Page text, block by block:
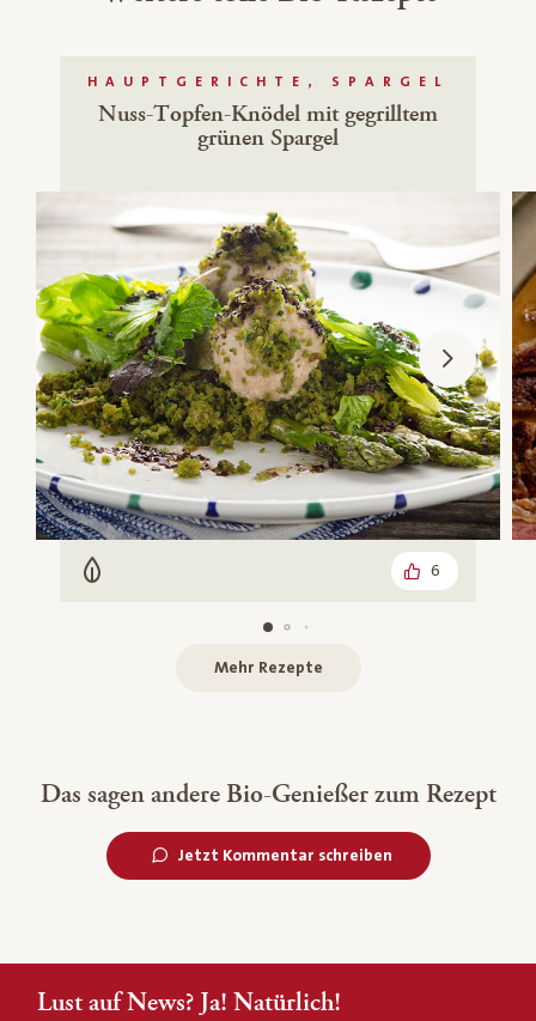
HAUPTGERICHTE, SPARGEL
Nuss-Topfen-Knödel mit gegrilltem
grünen Spargel
Vegetarisch 6
Mehr Rezepte
Das sagen andere Bio-Genießer zum Rezept
Jetzt Kommentar schreiben
Lust auf News? Ja! Natürlich!